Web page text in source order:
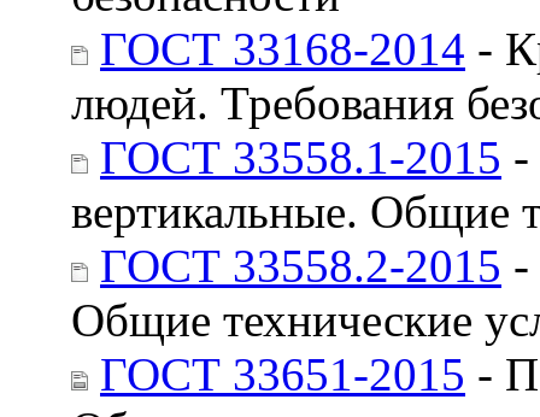
ГОСТ 33168-2014 -
людей. Требования
ГОСТ 33558.1-2015 -
вертикальные. Общие
ГОСТ 33558.2-2015 -
Общие технические
ГОСТ 33651-2015 -